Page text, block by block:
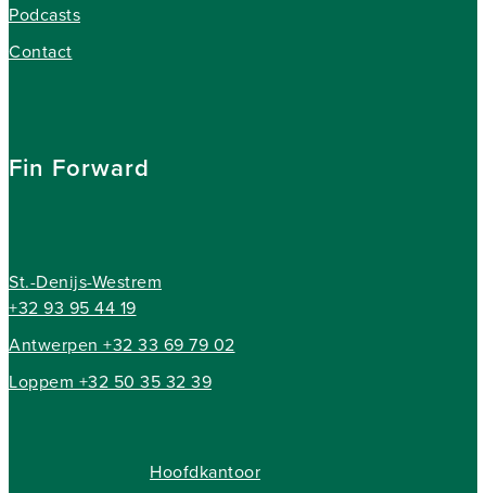
Podcasts
Contact
Fin Forward
St.-Denijs-Westrem
+32 93 95 44 19
Antwerpen +32 33 69 79 02
Loppem +32 50 35 32 39
Hoofdkantoor